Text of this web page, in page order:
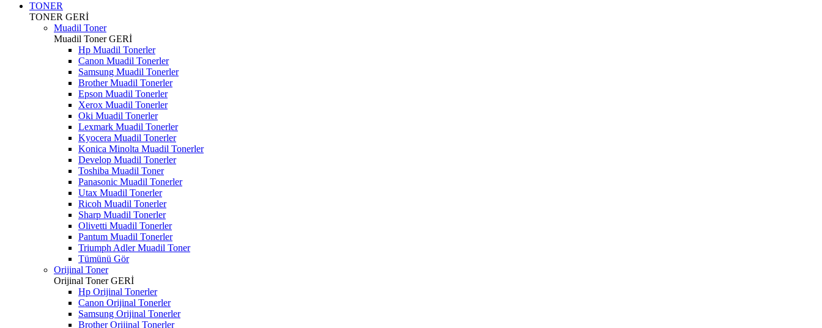
TONER
TONER GERİ
Muadil Toner
Muadil TonerGERİ
Hp Muadil Tonerler
Canon Muadil Tonerler
Samsung Muadil Tonerler
Brother Muadil Tonerler
Epson Muadil Tonerler
Xerox Muadil Tonerler
Oki Muadil Tonerler
Lexmark Muadil Tonerler
Kyocera Muadil Tonerler
Konica Minolta Muadil Tonerler
Develop Muadil Tonerler
Toshiba Muadil Toner
Panasonic Muadil Tonerler
Utax Muadil Tonerler
Ricoh Muadil Tonerler
Sharp Muadil Tonerler
Olivetti Muadil Tonerler
Pantum Muadil Tonerler
Triumph Adler Muadil Toner
Tümünü Gör
Orijinal Toner
Orijinal TonerGERİ
Hp Orijinal Tonerler
Canon Orijinal Tonerler
Samsung Orijinal Tonerler
Brother Orijinal Tonerler